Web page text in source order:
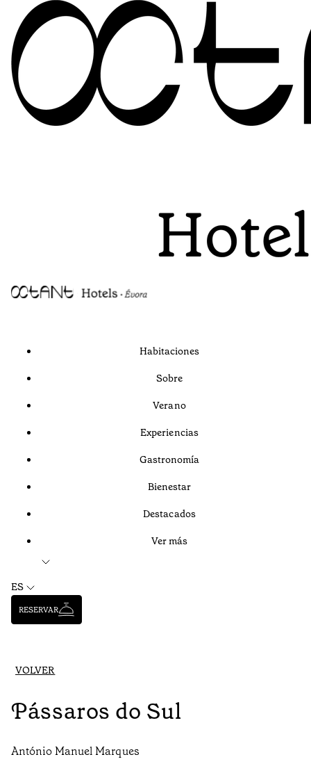
Habitaciones
Sobre
Verano
Experiencias
Gastronomía
Bienestar
Destacados
Ver más
ES
RESERVAR
VOLVER
Pássaros do Sul
António Manuel Marques